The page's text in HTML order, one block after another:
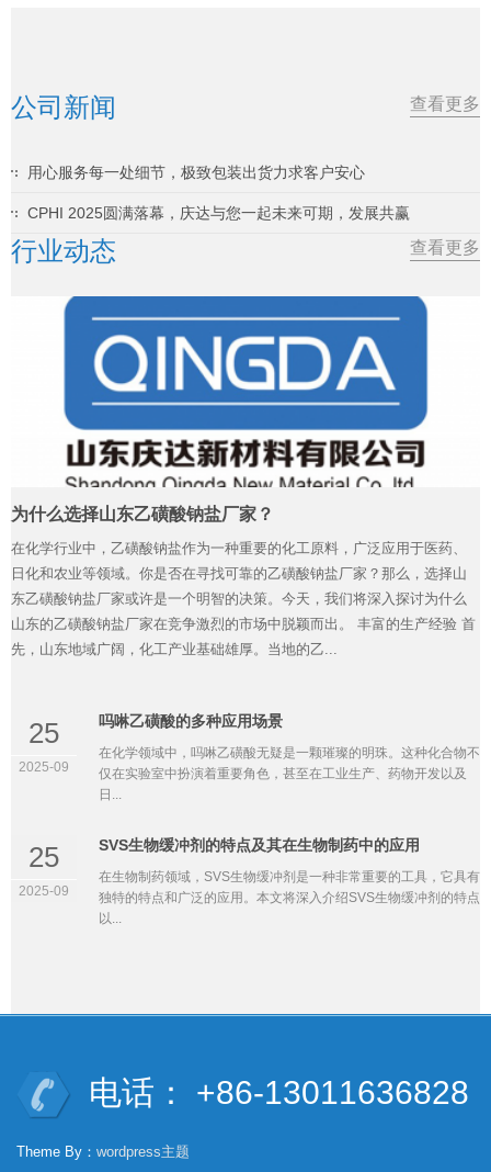
公司新闻 查看更多
用心服务每一处细节，极致包装出货力求客户安心
CPHI 2025圆满落幕，庆达与您一起未来可期，发展共赢
行业动态 查看更多
为什么选择山东乙磺酸钠盐厂家？
在化学行业中，乙磺酸钠盐作为一种重要的化工原料，广泛应用于医药、
日化和农业等领域。你是否在寻找可靠的乙磺酸钠盐厂家？那么，选择山
东乙磺酸钠盐厂家或许是一个明智的决策。今天，我们将深入探讨为什么
山东的乙磺酸钠盐厂家在竞争激烈的市场中脱颖而出。 丰富的生产经验 首
先，山东地域广阔，化工产业基础雄厚。当地的乙...
25
2025-09
吗啉乙磺酸的多种应用场景
在化学领域中，吗啉乙磺酸无疑是一颗璀璨的明珠。这种化合物不
仅在实验室中扮演着重要角色，甚至在工业生产、药物开发以及
日...
25
2025-09
SVS生物缓冲剂的特点及其在生物制药中的应用
在生物制药领域，SVS生物缓冲剂是一种非常重要的工具，它具有
独特的特点和广泛的应用。本文将深入介绍SVS生物缓冲剂的特点
以...
电话： +86-13011636828
Theme By： wordpress主题